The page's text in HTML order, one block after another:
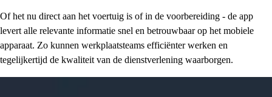
Of het nu direct aan het voertuig is of in de voorbereiding - de app
levert alle relevante informatie snel en betrouwbaar op het mobiele
apparaat. Zo kunnen werkplaatsteams efficiënter werken en
tegelijkertijd de kwaliteit van de dienstverlening waarborgen.